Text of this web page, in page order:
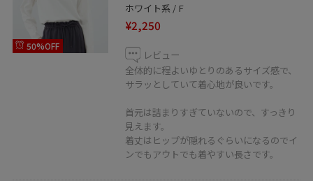
50%OFF
ホワイト系 / F
¥2,250
レビュー
全体的に程よいゆとりのあるサイズ感で、
サラッとしていて着心地が良いです。
首元は詰まりすぎていないので、すっきり
見えます。
着丈はヒップが隠れるぐらいになるのでイ
ンでもアウトでも着やすい長さです。